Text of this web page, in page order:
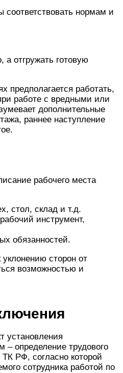
соответствовать нормам и
а отгружать готовую
предполагается работать,
работе с вредными или
дополнительные
раннее наступление
рабочего места
стол, склад и т.д.
инструмент,
обязанностей.
уклонению сторон от
возможностью и
установления
определение трудового
РФ, согласно которой
сотрудника работой по